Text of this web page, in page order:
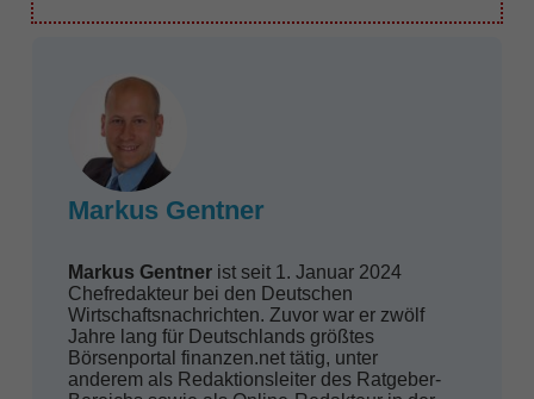
Markus Gentner
Markus Gentnerist seit 1. Januar 2024
Chefredakteur bei den Deutschen
Wirtschaftsnachrichten. Zuvor war er zwölf
Jahre lang für Deutschlands größtes
Börsenportal finanzen.net tätig, unter
anderem als Redaktionsleiter des Ratgeber-